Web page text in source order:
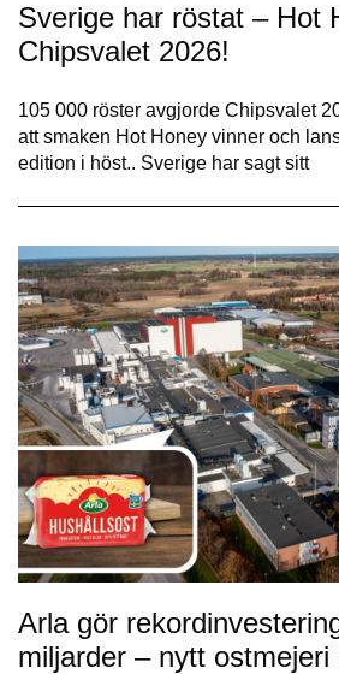
Sverige har röstat – Hot
Chipsvalet 2026!
105 000 röster avgjorde Chipsvalet
att smaken Hot Honey vinner och
edition i höst.. Sverige har sagt sitt
Arla gör
miljarder – nytt ostmejeri